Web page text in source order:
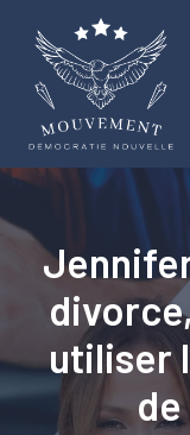
contenu
utiliser